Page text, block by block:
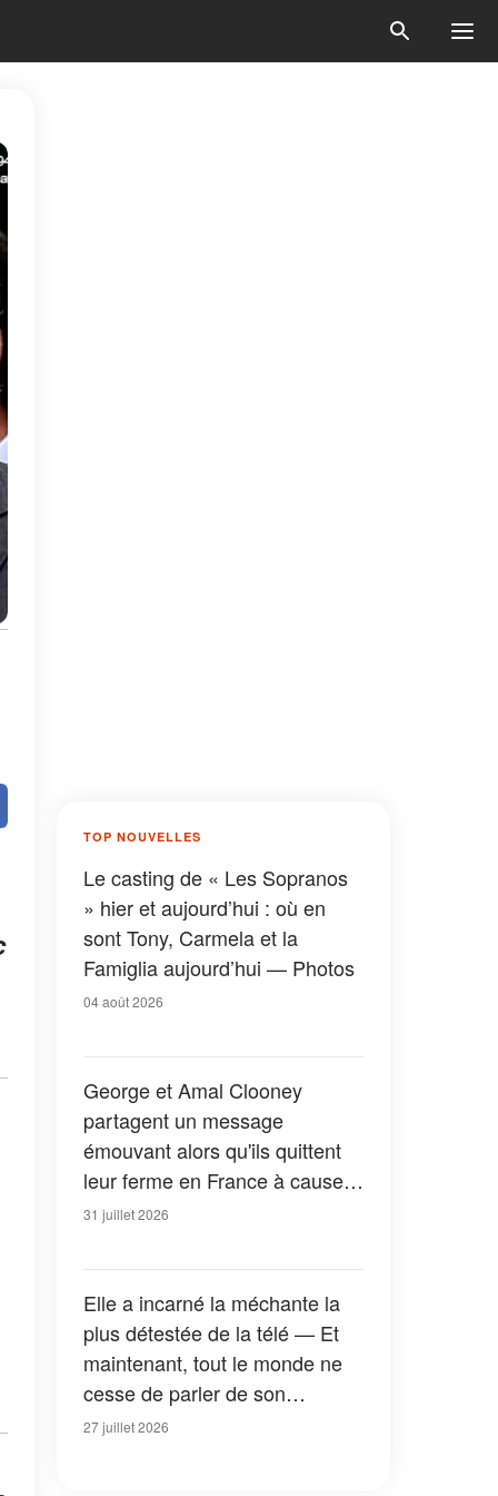
TOP NOUVELLES
Le casting de « Les Sopranos
» hier et aujourd’hui : où en
sont Tony, Carmela et la
Famiglia aujourd’hui — Photos
04 août 2026
George et Amal Clooney
partagent un message
émouvant alors qu'ils quittent
leur ferme en France à cause
des feux de forêt — Tous les
31 juillet 2026
Elle a incarné la méchante la
plus détestée de la télé — Et
maintenant, tout le monde ne
cesse de parler de son
apparition dans la nouvelle
27 juillet 2026